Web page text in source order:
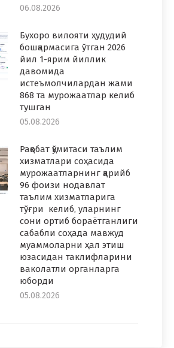
06.08.2026
Бухоро вилояти ҳудудий
бошқармасига ўтган 2026
йил 1-ярим йиллик
давомида
истеъмолчилардан жами
868 та мурожаатлар келиб
тушган
05.08.2026
Рақобат қўмитаси таълим
хизматлари соҳасида
мурожаатларнинг қарийб
96 фоизи нодавлат
таълим хизматларига
тўғри келиб, уларнинг
сони ортиб бораётганлиги
сабабли соҳада мавжуд
муаммоларни ҳал этиш
юзасидан таклифларини
ваколатли органларга
юборди
05.08.2026